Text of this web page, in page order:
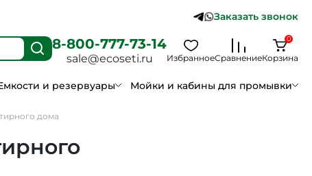
Заказать звонок
8-800-777-73-14
sale@ecoseti.ru ИзбранноеСравнениеКорзина
0
и резервуары Мойки и кабины для промывки
дома